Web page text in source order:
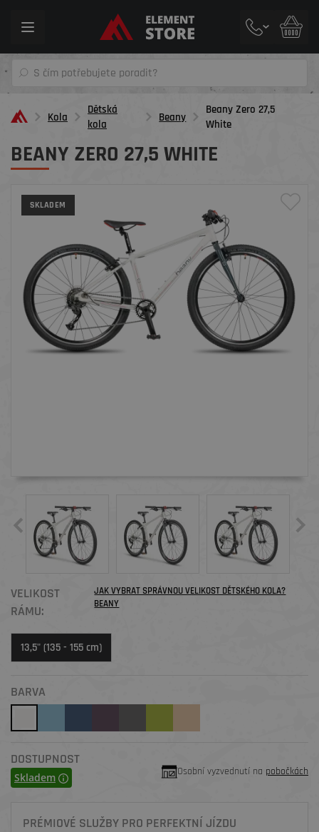
Toggle
Kola
Dětská
kola
Beany
Beany Zero 27,5
White
BEANY ZERO 27,5 WHITE
SKLADEM
VELIKOST
RÁMU:
JAK VYBRAT SPRÁVNOU VELIKOST DĚTSKÉHO KOLA?
BEANY
13,5" (135 - 155 cm)
BARVA
DOSTUPNOST
Skladem Osobní vyzvednutí na pobočkách
PRÉMIOVÉ SLUŽBY PRO PERFEKTNÍ JÍZDU